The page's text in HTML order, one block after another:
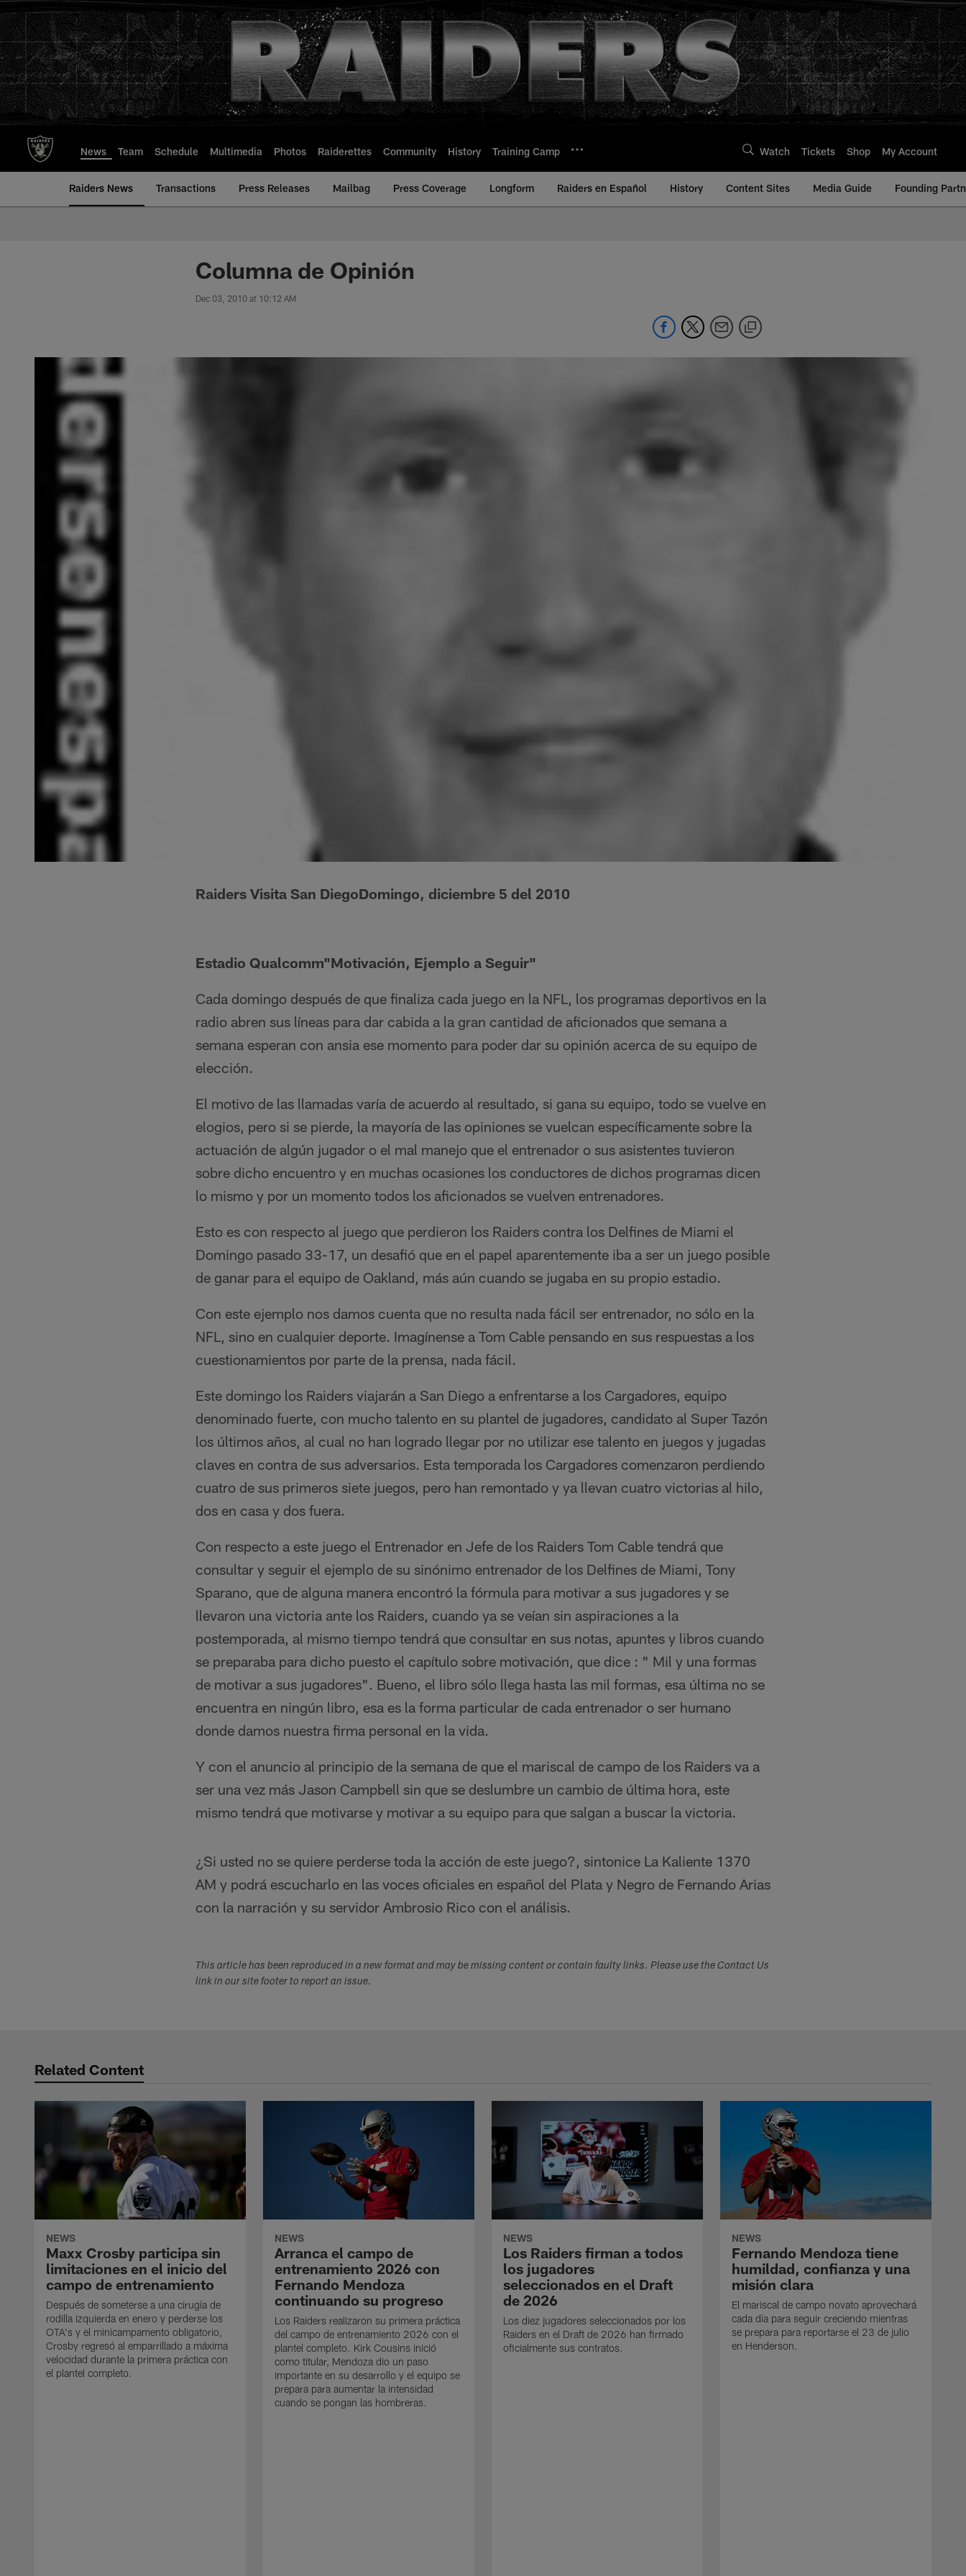
to
main
content
News Team Schedule Multimedia Photos Raiderettes Community History Training Camp Watch Tickets Shop My Account
Raiders News Transactions Press Releases Mailbag Press Coverage Longform Raiders en Español History Content Sites Media Guide Founding
Columna de Opinión
Dec 03, 2010 at 10:12 AM
Raiders Visita San DiegoDomingo, diciembre 5 del 2010
Estadio Qualcomm"Motivación, Ejemplo a Seguir"
Cada domingo después de que finaliza cada juego en la NFL, los programas deportivos en la
radio abren sus líneas para dar cabida a la gran cantidad de aficionados que semana a
semana esperan con ansia ese momento para poder dar su opinión acerca de su equipo de
elección.
El motivo de las llamadas varía de acuerdo al resultado, si gana su equipo, todo se vuelve en
elogios, pero si se pierde, la mayoría de las opiniones se vuelcan específicamente sobre la
actuación de algún jugador o el mal manejo que el entrenador o sus asistentes tuvieron
sobre dicho encuentro y en muchas ocasiones los conductores de dichos programas dicen
lo mismo y por un momento todos los aficionados se vuelven entrenadores.
Esto es con respecto al juego que perdieron los Raiders contra los Delfines de Miami el
Domingo pasado 33-17, un desafió que en el papel aparentemente iba a ser un juego posible
de ganar para el equipo de Oakland, más aún cuando se jugaba en su propio estadio.
Con este ejemplo nos damos cuenta que no resulta nada fácil ser entrenador, no sólo en la
NFL, sino en cualquier deporte. Imagínense a Tom Cable pensando en sus respuestas a los
cuestionamientos por parte de la prensa, nada fácil.
Este domingo los Raiders viajarán a San Diego a enfrentarse a los Cargadores, equipo
denominado fuerte, con mucho talento en su plantel de jugadores, candidato al Super Tazón
los últimos años, al cual no han logrado llegar por no utilizar ese talento en juegos y jugadas
claves en contra de sus adversarios. Esta temporada los Cargadores comenzaron perdiendo
cuatro de sus primeros siete juegos, pero han remontado y ya llevan cuatro victorias al hilo,
dos en casa y dos fuera.
Con respecto a este juego el Entrenador en Jefe de los Raiders Tom Cable tendrá que
consultar y seguir el ejemplo de su sinónimo entrenador de los Delfines de Miami, Tony
Sparano, que de alguna manera encontró la fórmula para motivar a sus jugadores y se
llevaron una victoria ante los Raiders, cuando ya se veían sin aspiraciones a la
postemporada, al mismo tiempo tendrá que consultar en sus notas, apuntes y libros cuando
se preparaba para dicho puesto el capítulo sobre motivación, que dice : " Mil y una formas
de motivar a sus jugadores". Bueno, el libro sólo llega hasta las mil formas, esa última no se
encuentra en ningún libro, esa es la forma particular de cada entrenador o ser humano
donde damos nuestra firma personal en la vida.
Y con el anuncio al principio de la semana de que el mariscal de campo de los Raiders va a
ser una vez más Jason Campbell sin que se deslumbre un cambio de última hora, este
mismo tendrá que motivarse y motivar a su equipo para que salgan a buscar la victoria.
¿Si usted no se quiere perderse toda la acción de este juego?, sintonice La Kaliente 1370
AM y podrá escucharlo en las voces oficiales en español del Plata y Negro de Fernando Arias
con la narración y su servidor Ambrosio Rico con el análisis.
This article has been reproduced in a new format and may be missing content or contain faulty links. Please use the Contact Us
link in our site footer to report an issue.
Related Content
NEWS
Maxx Crosby participa sin
limitaciones en el inicio del
campo de entrenamiento
Después de someterse a una cirugía de
rodilla izquierda en enero y perderse los
OTA's y el minicampamento obligatorio,
Crosby regresó al emparrillado a máxima
velocidad durante la primera práctica con
el plantel completo.
NEWS
Arranca el campo de
entrenamiento 2026 con
Fernando Mendoza
continuando su progreso
Los Raiders realizaron su primera práctica
del campo de entrenamiento 2026 con el
plantel completo. Kirk Cousins inició
como titular, Mendoza dio un paso
importante en su desarrollo y el equipo se
prepara para aumentar la intensidad
cuando se pongan las hombreras.
NEWS
Los Raiders firman a todos
los jugadores
seleccionados en el Draft
de 2026
Los diez jugadores seleccionados por los
Raiders en el Draft de 2026 han firmado
oficialmente sus contratos.
NEWS
Fernando Mendoza tiene
humildad, confianza y una
misión clara
El mariscal de campo novato aprovechará
cada día para seguir creciendo mientras
se prepara para reportarse el 23 de julio
en Henderson.